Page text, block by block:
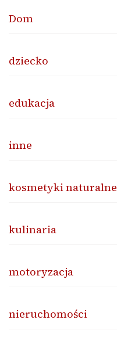
Dom
dziecko
edukacja
inne
kosmetyki naturalne
kulinaria
motoryzacja
nieruchomości